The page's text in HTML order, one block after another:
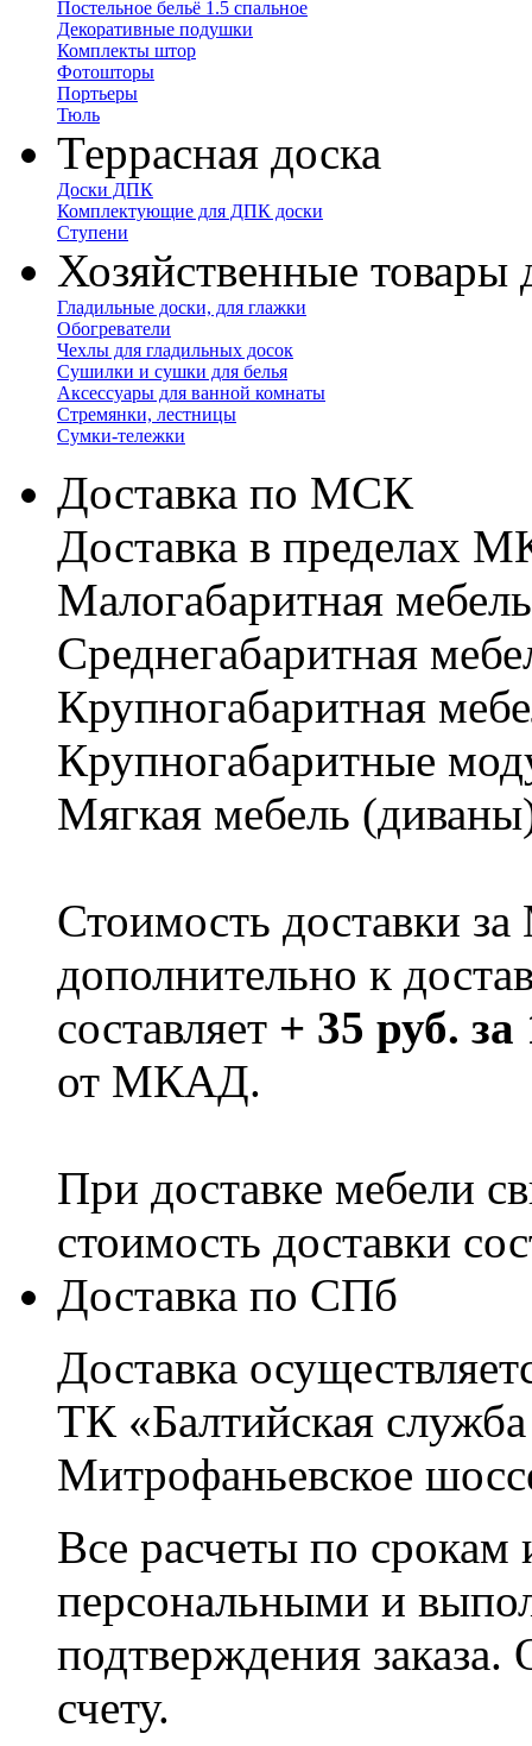
Постельное бельё 1.5 спальное
Декоративные подушки
Комплекты штор
Фотошторы
Портьеры
Тюль
Террасная доска
Доски ДПК
Комплектующие для ДПК доски
Ступени
Хозяйственные товары
Гладильные доски, для глажки
Обогреватели
Чехлы для гладильных досок
Сушилки и сушки для белья
Аксессуары для ванной комнаты
Стремянки, лестницы
Сумки-тележки
Доставка по МСК
Доставка в пределах
Малогабаритная
Cреднегабаритная
Крупногабаритная
Крупногабаритные
Мягкая мебель
Стоимость доставки
дополнительно к
составляет + 35 руб.
от МКАД.
При доставке мебели
стоимость доставки
Доставка по СПб
Доставка
ТК «Балтийская
Митрофаньевское
Все расчеты по срокам
персональными и
подтверждения заказа.
счету.